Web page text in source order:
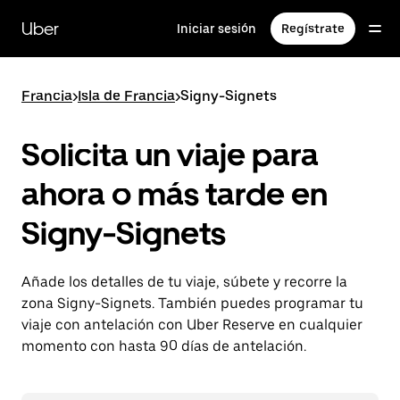
contenido
principal
Uber Iniciar sesión Regístrate
Francia>Isla de Francia>Signy-Signets
Solicita un viaje para
ahora o más tarde en
Signy-Signets
Añade los detalles de tu viaje, súbete y recorre la
zona Signy-Signets. También puedes programar tu
viaje con antelación con Uber Reserve en cualquier
momento con hasta 90 días de antelación.